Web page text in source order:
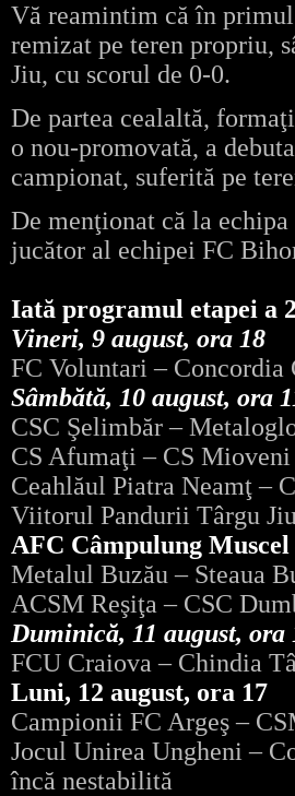
Vă reamintim că în
remizat pe teren propriu,
Jiu, cu scorul de 0-0.
De partea cealaltă,
o nou-promovată, a
campionat, suferită pe
De menţionat că la
jucător al echipei FC
Iată programul etapei a
Vineri, 9 august, ora 18
FC Voluntari –
Sâmbătă, 10 august, ora
CSC Şelimbăr –
CS Afumaţi – CS Mioveni
Ceahlăul Piatra Neamţ –
Viitorul Pandurii Târgu
AFC Câmpulung
Metalul Buzău – Steaua
ACSM Reşiţa – CSC
Duminică, 11 august, ora
FCU Craiova – Chindia
Luni, 12 august, ora 17
Campionii FC Argeş –
Jocul Unirea Ungheni –
încă nestabilită